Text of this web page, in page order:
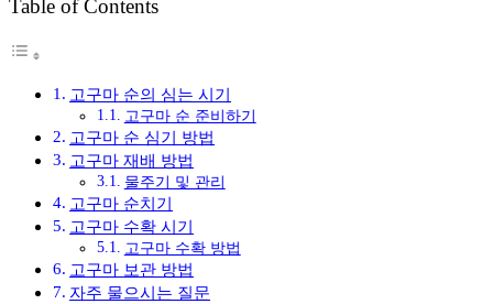
Table of Contents
고구마 순의 심는 시기
고구마 순 준비하기
고구마 순 심기 방법
고구마 재배 방법
물주기 및 관리
고구마 순치기
고구마 수확 시기
고구마 수확 방법
고구마 보관 방법
자주 물으시는 질문